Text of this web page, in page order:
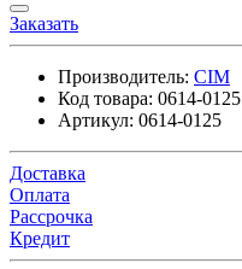
Заказать
Производитель: CIM
Код товара: 0614-0125
Артикул: 0614-0125
Доставка
Оплата
Рассрочка
Кредит